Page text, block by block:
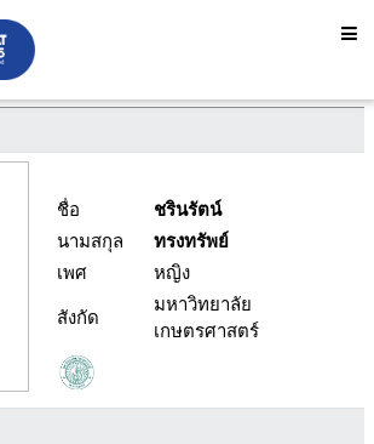
ชื่อ
ชรินรัตน์
นามสกุล
ทรงทรัพย์
เพศ
หญิง
สังกัด
มหาวิทยาลัย
เกษตรศาสตร์